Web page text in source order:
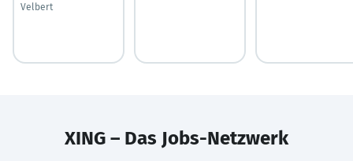
Velbert
XING – Das Jobs-Netzwerk